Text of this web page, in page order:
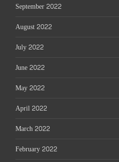
September 2022
August 2022
July 2022
June 2022
May 2022
April 2022
March 2022
February 2022